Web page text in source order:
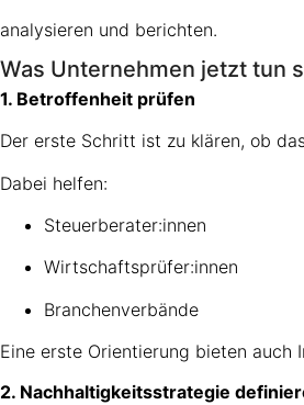
analysieren und berichten.
Was Unternehmen jetzt tun
1. Betroffenheit prüfen
Der erste Schritt ist zu klären, ob
Dabei helfen:
Steuerberater:innen
Wirtschaftsprüfer:innen
Branchenverbände
Eine erste Orientierung bieten auch
2. Nachhaltigkeitsstrategie